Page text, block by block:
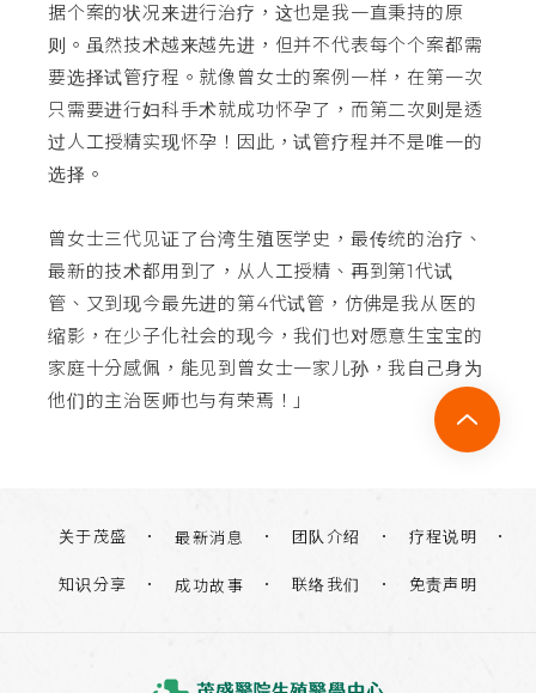
据个案的状况来进行治疗，这也是我一直秉持的原
则。虽然技术越来越先进，但并不代表每个个案都需
要选择试管疗程。就像曾女士的案例一样，在第一次
只需要进行妇科手术就成功怀孕了，而第二次则是透
过人工授精实现怀孕！因此，试管疗程并不是唯一的
选择。
曾女士三代见证了台湾生殖医学史，最传统的治疗、
最新的技术都用到了，从人工授精、再到第1代试
管、又到现今最先进的第4代试管，仿佛是我从医的
缩影，在少子化社会的现今，我们也对愿意生宝宝的
家庭十分感佩，能见到曾女士一家儿孙，我自己身为
他们的主治医师也与有荣焉！」
关于茂盛 最新消息 团队介绍 疗程说明
知识分享 成功故事 联络我们 免责声明